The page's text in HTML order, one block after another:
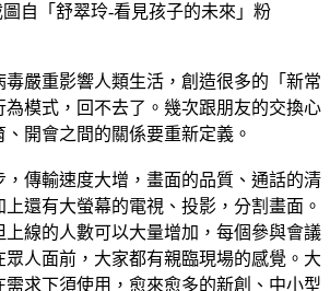
自「舒翠玲-看見孩子的未來」粉
嚴重影響人類生活，創造很多的「新常
為模式，回不去了。幾次跟朋友的交換心
開會之間的關係要重新定義。
，傳輸速度大增，畫面的品質、通話的清
還有大螢幕的電視、投影，分割畫面。
上線的人數可以大量增加，每個參與會議
眾人面前，大家都有親臨現場的感覺。大
求下須使用，愈來愈多的新創、中小型